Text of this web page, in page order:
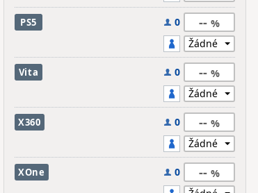
PS5 0 --
Vita 0 --
X360 0 --
XOne 0 --